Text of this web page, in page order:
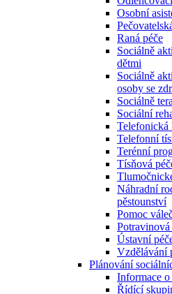
Osobní
Raná péče
Sociálně
dětmi
Sociálně
osoby se
Sociálně
Sociální
Telefonická
Telefonní
Terénní
Tísňová
Náhradní
pěstounství
Pomoc
Ústavní
Vzdělávání
Plánování
Informace
Řídící